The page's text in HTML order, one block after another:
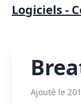
Logiciels -
Ajouté le